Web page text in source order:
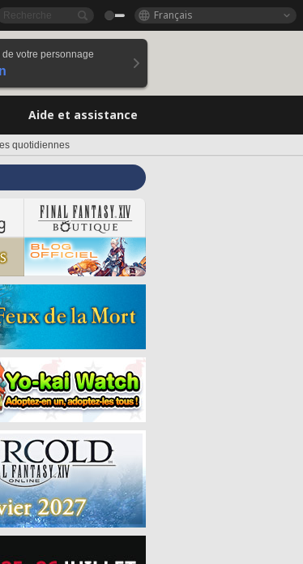
Français
votre personnage
Aide et assistance
quotidiennes